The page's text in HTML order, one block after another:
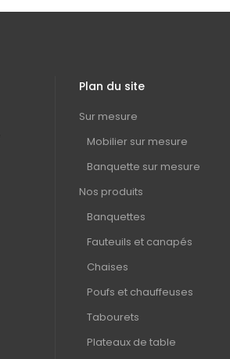
Plan du site
Sur mesure
Mobilier sur mesure
Banquette sur mesure
Nos produits
Banquettes
Fauteuils et canapés
Chaises
Poufs et chauffeuses
Tabourets
Plateaux de table